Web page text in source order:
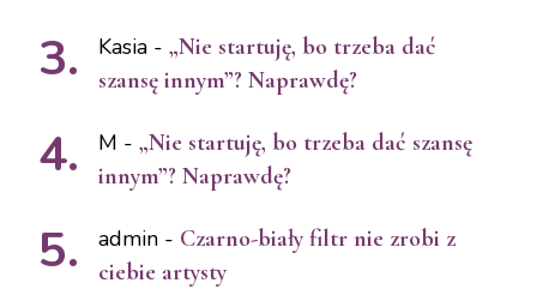
Kasia - „Nie startuję, bo trzeba dać
szansę innym”? Naprawdę?
M - „Nie startuję, bo trzeba dać szansę
innym”? Naprawdę?
admin - Czarno-biały filtr nie zrobi z
ciebie artysty